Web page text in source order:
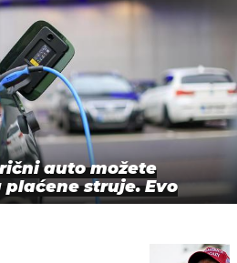
auto možete
struje. Evo